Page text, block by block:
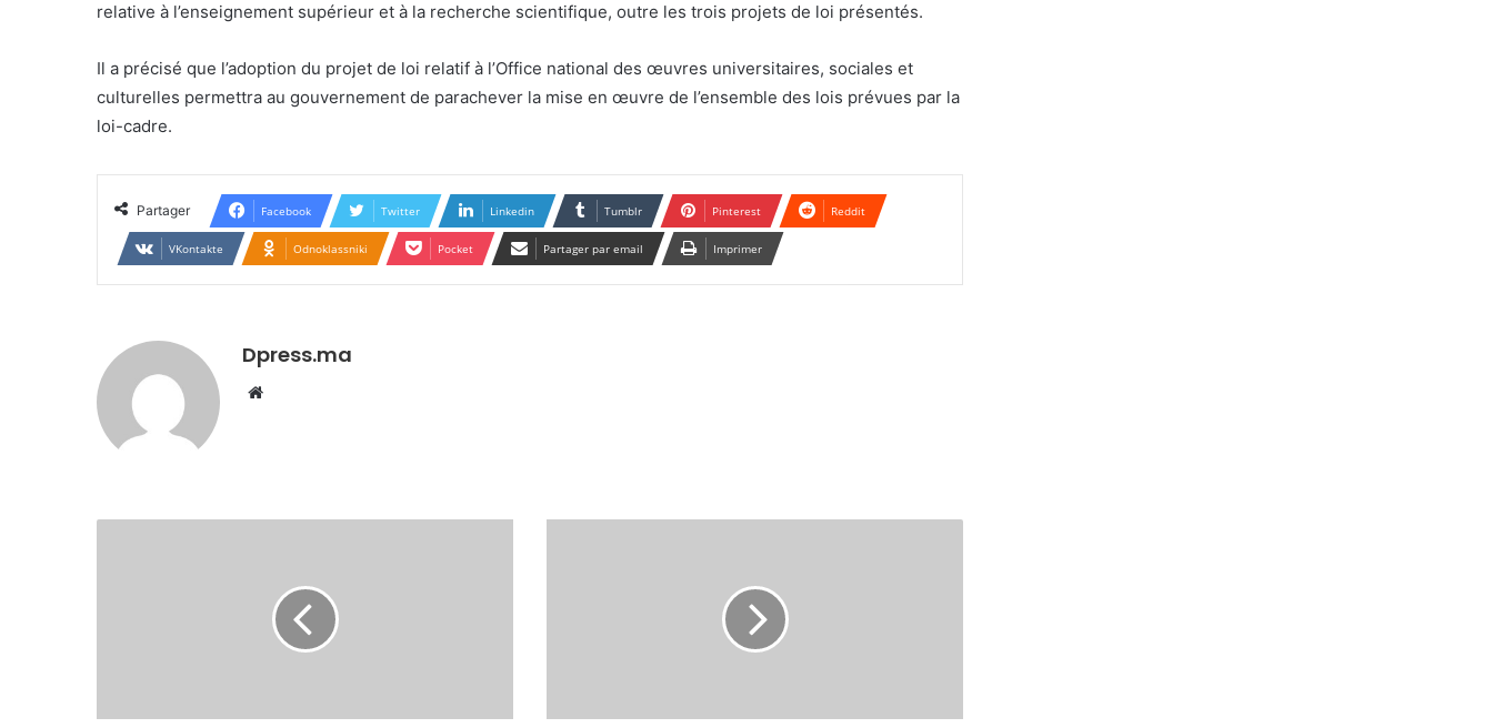
relative à l’enseignement supérieur et à la recherche scientifique, outre les trois projets de loi présentés.
Il a précisé que l’adoption du projet de loi relatif à l’Office national des œuvres universitaires, sociales et
culturelles permettra au gouvernement de parachever la mise en œuvre de l’ensemble des lois prévues par la
loi-cadre.
Partager Facebook Twitter Linkedin Tumblr Pinterest Reddit
VKontakte Odnoklassniki Pocket Partager par email Imprimer
Dpress.ma
Website